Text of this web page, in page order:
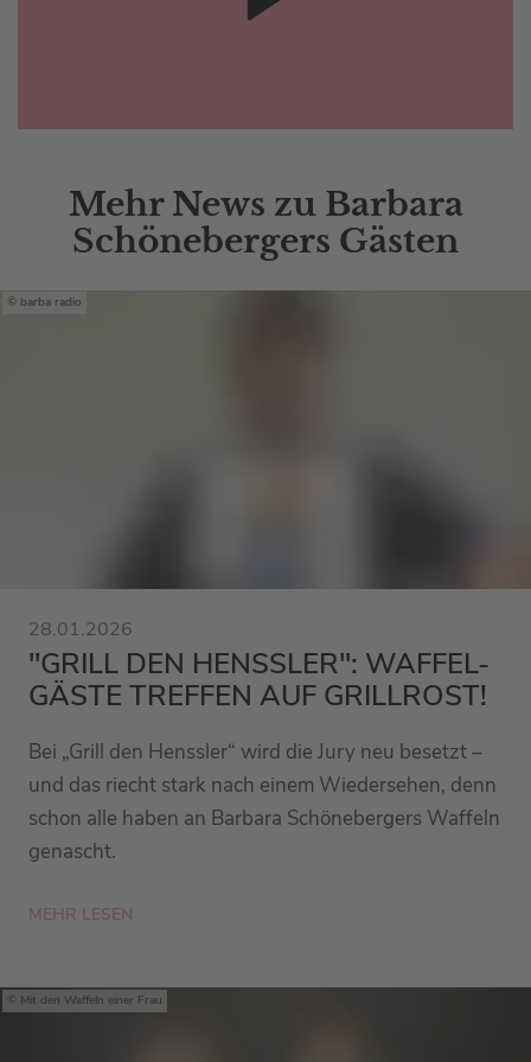
Mehr News zu Barbara
Schönebergers Gästen
barba radio
28.01.2026
"GRILL DEN HENSSLER": WAFFEL-
GÄSTE TREFFEN AUF GRILLROST!
Bei „Grill den Henssler“ wird die Jury neu besetzt –
und das riecht stark nach einem Wiedersehen, denn
schon alle haben an Barbara Schönebergers Waffeln
genascht.
MEHR LESEN
Mit den Waffeln einer Frau